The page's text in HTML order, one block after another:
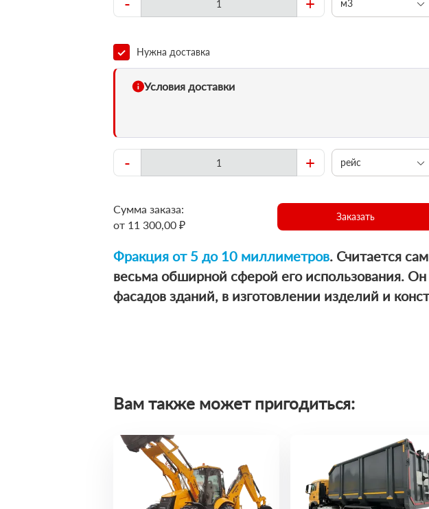
м3
Нужна доставка
Условия доставки
- + рейс
Сумма заказа:
от 11 300,00 ₽
Заказать
Фракция от 5 до 10 миллиметров. Считается
весьма обширной сферой его использования.
фасадов зданий, в изготовлении изделий и
Вам также может пригодиться: